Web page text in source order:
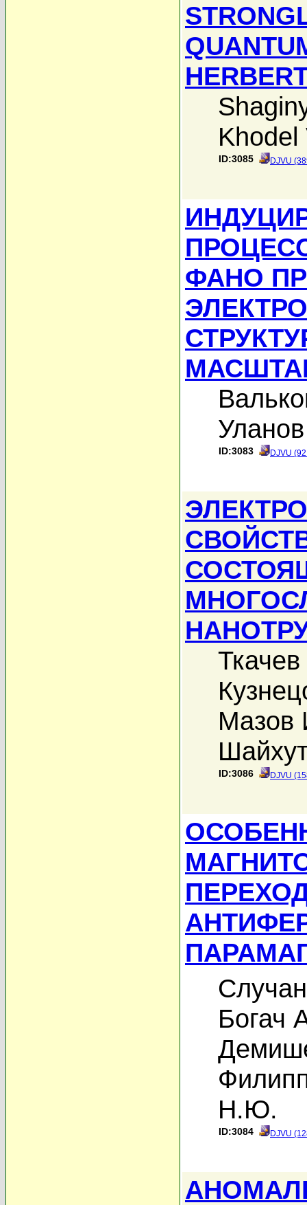
Khodel
ID:3085 DJVU
ФАНО
ID:3083 DJVU
Мазов
ID:3086 DJVU
Богач
Н.Ю.
ID:3084 DJVU